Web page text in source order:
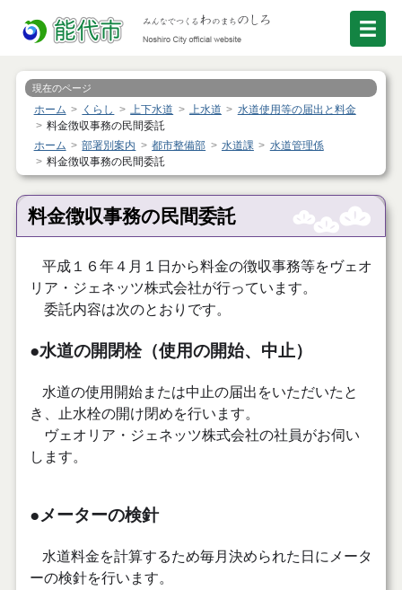
現在のページ
ホーム くらし 上下水道 上水道
水道使用等の届出と料金
料金徴収事務の民間委託
ホーム
部署別案内 都市整備部 水道課
水道管理係
料金徴収事務の民間委託
料金徴収事務の民間委託
平成１６年４月１日から料金の徴収事務等をヴェオ
リア・ジェネッツ株式会社が行っています。
委託内容は次のとおりです。
●水道の開閉栓（使用の開始、中止）
水道の使用開始または中止の届出をいただいたと
き、止水栓の開け閉めを行います。
ヴェオリア・ジェネッツ株式会社の社員がお伺い
します。
●メーターの検針
水道料金を計算するため毎月決められた日にメータ
ーの検針を行います。